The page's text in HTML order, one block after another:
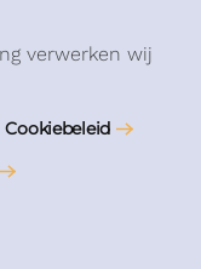
verwerken wij
Cookiebeleid